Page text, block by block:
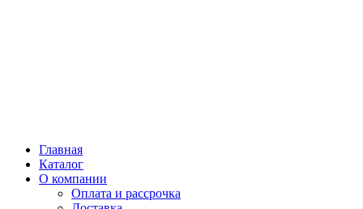
Главная
Каталог
О компании
Оплата и рассрочка